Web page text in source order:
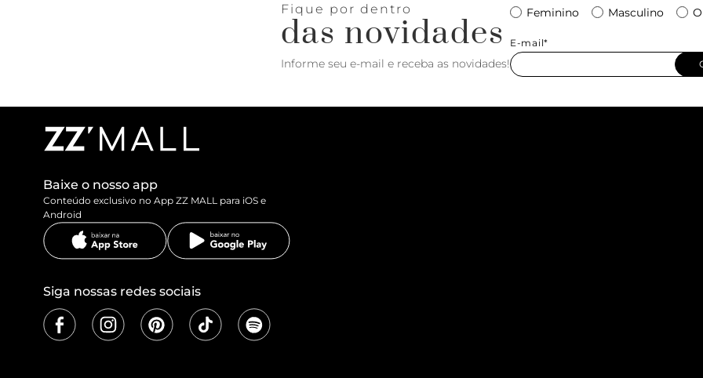
Fique por dentro
das novidades
Informe seu e-mail e receba as novidades!
Feminino Masculino
E-mail*
Baixe o nosso app
Conteúdo exclusivo no App ZZ MALL para iOS e
Android
Siga nossas redes sociais